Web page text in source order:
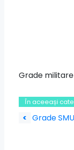
Grade
În aceeași
< Grade